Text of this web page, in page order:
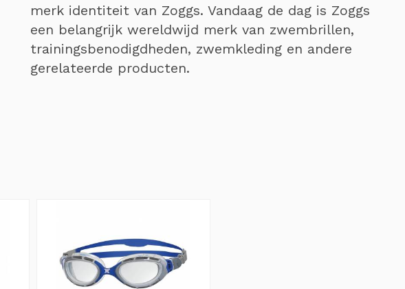
merk identiteit van Zoggs. Vandaag de dag is Zoggs
een belangrijk wereldwijd merk van zwembrillen,
trainingsbenodigdheden, zwemkleding en andere
gerelateerde producten.